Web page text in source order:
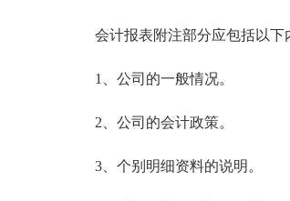
会计报表附注部分应包括以下内
1、公司的一般情况。
2、公司的会计政策。
3、个别明细资料的说明。